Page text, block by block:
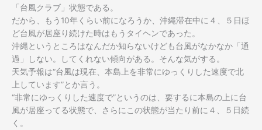
「台風クラブ」状態である。
だから、もう10年くらい前になろうか、沖縄滞在中に４、５日ほ
ど台風が居座り続けた時はもうタイヘンであった。
沖縄というところはなんだか知らないけども台風がなかなか「通
過」しない。してくれない傾向がある。そんな気がする。
天気予報は“台風は現在、本島上を非常にゆっくりした速度で北
上しています”とか言う。
“非常にゆっくりした速度で”というのは、要するに本島の上に台
風が居座ってる状態で、さらにこの状態が当たり前に４、５日続
く。